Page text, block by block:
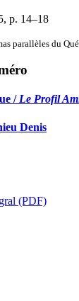
, p. 14–18
parallèles du
/Le Profil
Denis
(PDF)